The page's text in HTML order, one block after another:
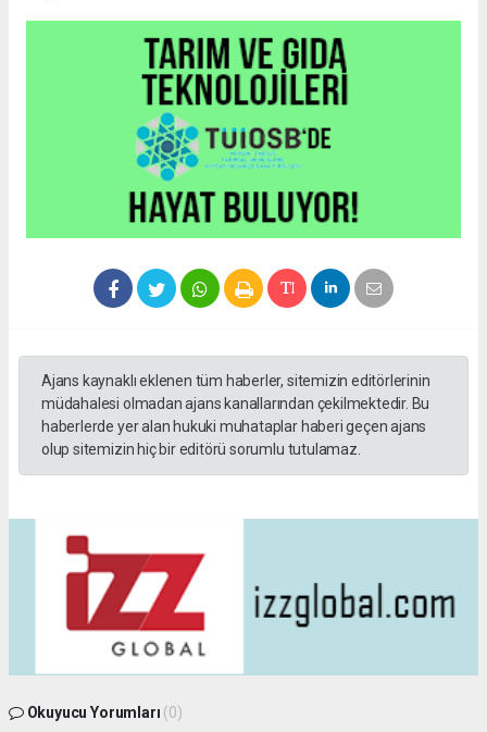
Ajans kaynaklı eklenen tüm haberler, sitemizin editörlerinin
müdahalesi olmadan ajans kanallarından çekilmektedir. Bu
haberlerde yer alan hukuki muhataplar haberi geçen ajans
olup sitemizin hiç bir editörü sorumlu tutulamaz.
Okuyucu Yorumları (0)